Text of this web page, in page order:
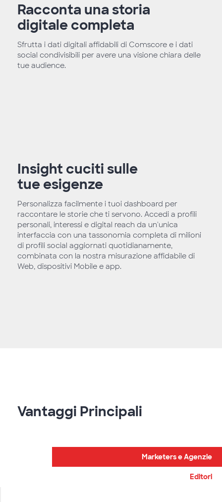
Racconta una storia
digitale completa
Sfrutta i dati digitali affidabili di Comscore e i dati
social condivisibili per avere una visione chiara delle
tue audience.
Insight cuciti sulle
tue esigenze
Personalizza facilmente i tuoi dashboard per
raccontare le storie che ti servono. Accedi a profili
personali, interessi e digital reach da un'unica
interfaccia con una tassonomia completa di milioni
di profili social aggiornati quotidianamente,
combinata con la nostra misurazione affidabile di
Web, dispositivi Mobile e app.
Vantaggi Principali
Marketers e Agenzie
Editori